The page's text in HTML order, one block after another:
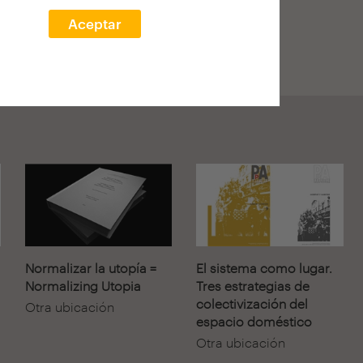
Aceptar
por la ETSAM y
Normalizar la utopía =
Normalizing Utopia
Otra ubicación
El sistema como lugar.
Tres estrategias de
colectivización del
espacio doméstico
Otra ubicación